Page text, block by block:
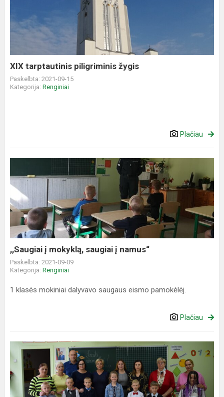
XIX tarptautinis piligriminis žygis
Paskelbta: 2021-09-15
Kategorija: Renginiai
Plačiau
į
mokyklą,
saugiai
į
namus“
,,Saugiai į mokyklą, saugiai į namus“
Paskelbta: 2021-09-09
Kategorija: Renginiai
1 klasės mokiniai dalyvavo saugaus eismo pamokėlėj.
Plačiau
Mokslo
žinių
diena